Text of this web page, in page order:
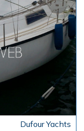
Dufour Yachts